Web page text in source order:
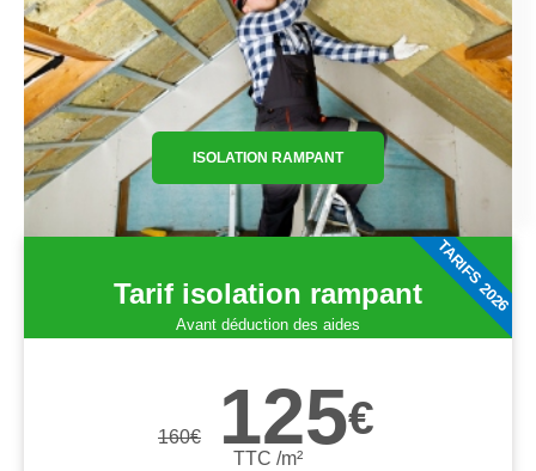
ISOLATION RAMPANT
Tarif isolation rampant
Avant déduction des aides
160€ 125€
TTC /m²
TARIFS 2026